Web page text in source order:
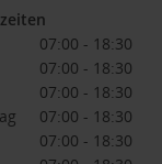
07:00 - 18:30
07:00 - 18:30
07:00 - 18:30
07:00 - 18:30
07:00 - 18:30